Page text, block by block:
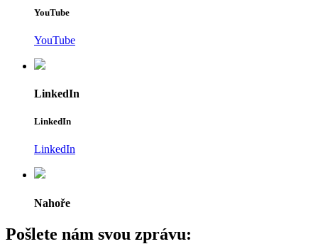
YouTube
YouTube
LinkedIn
LinkedIn
LinkedIn
Nahoře
Pošlete nám svou zprávu: